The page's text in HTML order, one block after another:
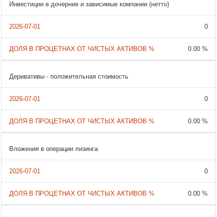
Инвестиции в дочерние и зависимые компании (нетто)
0
0.00 %
Деривативы - положительная стоимость
0
0.00 %
Вложения в операции лизинга
0
0.00 %